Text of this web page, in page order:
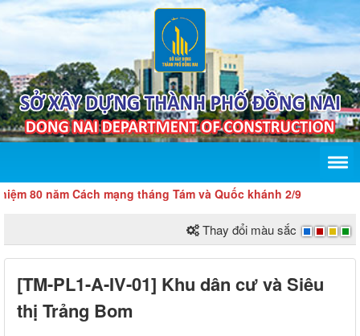
năm Cách mạng tháng Tám và Quốc khánh 2/9
Thay đổi màu sắc
[TM-PL1-A-IV-01] Khu dân cư và Siêu
thị Trảng Bom